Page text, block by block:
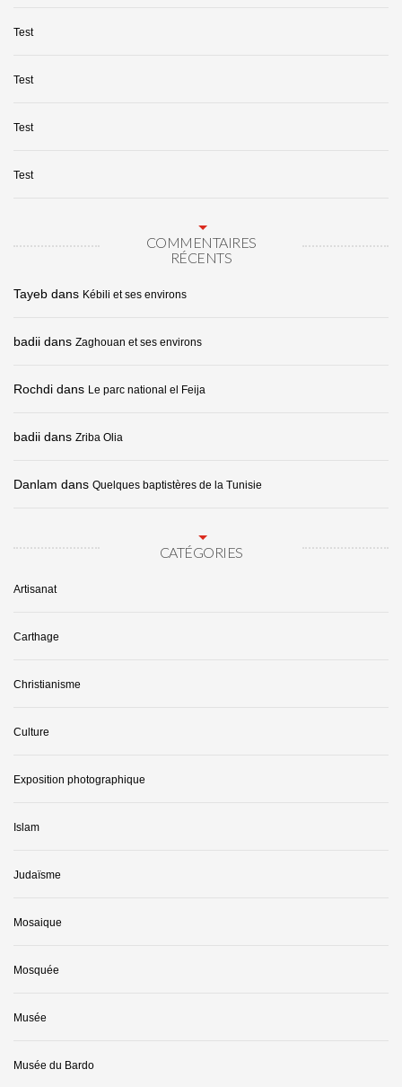
Test
Test
Test
Test
COMMENTAIRES
RÉCENTS
Tayeb dans Kébili et ses environs
badii dans Zaghouan et ses environs
Rochdi dans Le parc national el Feija
badii dans Zriba Olia
Danlam dans Quelques baptistères de la Tunisie
CATÉGORIES
Artisanat
Carthage
Christianisme
Culture
Exposition photographique
Islam
Judaïsme
Mosaique
Mosquée
Musée
Musée du Bardo